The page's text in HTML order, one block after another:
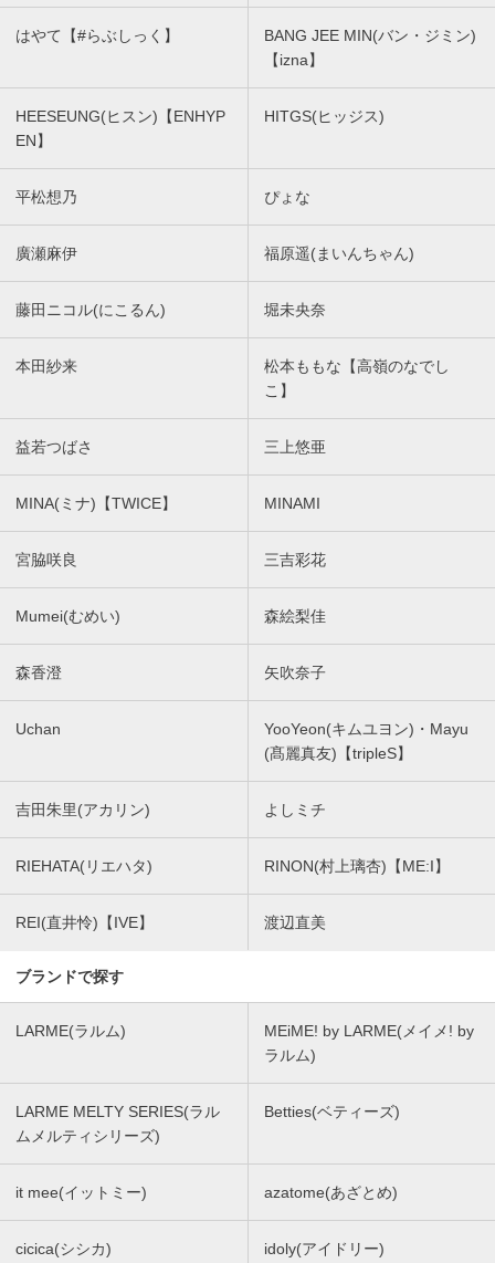
はやて【#らぶしっく】
BANG JEE MIN(バン・ジミン)
【izna】
HEESEUNG(ヒスン)【ENHYP
EN】
HITGS(ヒッジス)
平松想乃 ぴょな
廣瀬麻伊 福原遥(まいんちゃん)
藤田ニコル(にこるん) 堀未央奈
本田紗来
松本ももな【高嶺のなでし
こ】
益若つばさ 三上悠亜
MINA(ミナ)【TWICE】 MINAMI
宮脇咲良 三吉彩花
Mumei(むめい) 森絵梨佳
森香澄 矢吹奈子
Uchan
YooYeon(キムユヨン)・Mayu
(髙麗真友)【tripleS】
吉田朱里(アカリン) よしミチ
RIEHATA(リエハタ) RINON(村上璃杏)【ME:I】
REI(直井怜)【IVE】 渡辺直美
ブランドで探す
LARME(ラルム)
MEiME! by LARME(メイメ! by
ラルム)
LARME MELTY SERIES(ラル
ムメルティシリーズ)
Betties(ベティーズ)
it mee(イットミー) azatome(あざとめ)
cicica(シシカ) idoly(アイドリー)